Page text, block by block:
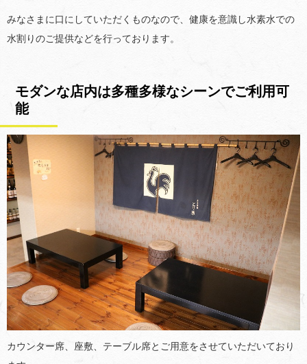
みなさまに口にしていただくものなので、健康を意識し水素水での
水割りのご提供などを行っております。
モダンな店内は多種多様なシーンでご利用可
能
カウンター席、座敷、テーブル席とご用意をさせていただいており